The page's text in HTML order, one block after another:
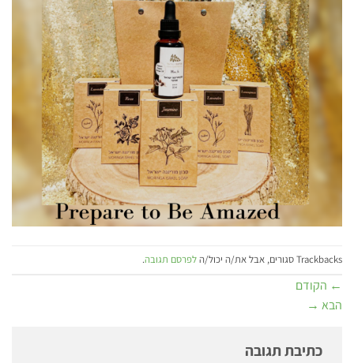
Trackbacks סגורים, אבל את/ה יכול/ה לפרסם תגובה.
← הקודם
הבא →
כתיבת תגובה